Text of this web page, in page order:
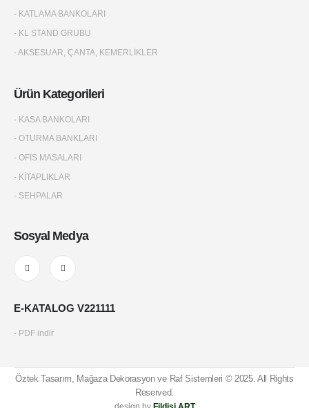
- KATLAMA BANKOLARI
- KL STAND GRUBU
- AKSESUAR, ÇANTA, KEMERLİKLER
Ürün Kategorileri
- KASA BANKOLARI
- OTURMA BANKLARI
- OFİS MASALARI
- KİTAPLIKLAR
- SEHPALAR
Sosyal Medya
E-KATALOG V221111
- PDF indir
Öztek Tasarım, Mağaza Dekorasyon ve Raf Sistemleri © 2025. All Rights
Reserved.
design by Fildişi ART